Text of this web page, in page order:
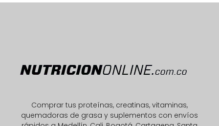
Comprar tus proteínas, creatinas, vitaminas,
quemadoras de grasa y suplementos con envíos